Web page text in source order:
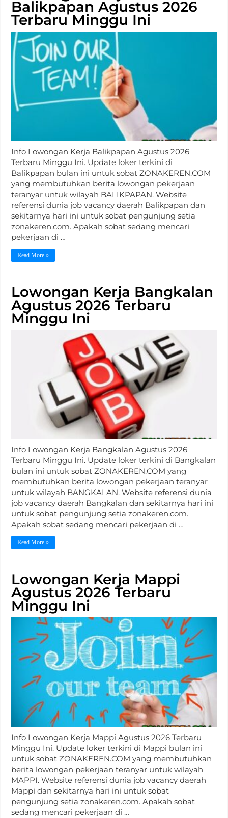
Balikpapan Agustus 2026
Terbaru Minggu Ini
Info Lowongan Kerja Balikpapan Agustus 2026
Terbaru Minggu Ini. Update loker terkini di
Balikpapan bulan ini untuk sobat ZONAKEREN.COM
yang membutuhkan berita lowongan pekerjaan
teranyar untuk wilayah BALIKPAPAN. Website
referensi dunia job vacancy daerah Balikpapan dan
sekitarnya hari ini untuk sobat pengunjung setia
zonakeren.com. Apakah sobat sedang mencari
pekerjaan di …
Read More »
Lowongan Kerja Bangkalan
Agustus 2026 Terbaru
Minggu Ini
Info Lowongan Kerja Bangkalan Agustus 2026
Terbaru Minggu Ini. Update loker terkini di Bangkalan
bulan ini untuk sobat ZONAKEREN.COM yang
membutuhkan berita lowongan pekerjaan teranyar
untuk wilayah BANGKALAN. Website referensi dunia
job vacancy daerah Bangkalan dan sekitarnya hari ini
untuk sobat pengunjung setia zonakeren.com.
Apakah sobat sedang mencari pekerjaan di …
Read More »
Lowongan Kerja Mappi
Agustus 2026 Terbaru
Minggu Ini
Info Lowongan Kerja Mappi Agustus 2026 Terbaru
Minggu Ini. Update loker terkini di Mappi bulan ini
untuk sobat ZONAKEREN.COM yang membutuhkan
berita lowongan pekerjaan teranyar untuk wilayah
MAPPI. Website referensi dunia job vacancy daerah
Mappi dan sekitarnya hari ini untuk sobat
pengunjung setia zonakeren.com. Apakah sobat
sedang mencari pekerjaan di …